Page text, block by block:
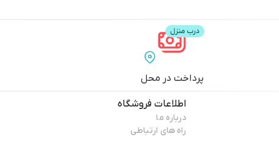
پرداخت در محل
اطلاعات فروشگاه
درباره ما
راه های ارتباطی